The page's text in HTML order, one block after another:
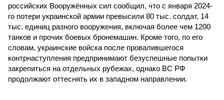
российских Вооружённых сил сообщил, что с января 2024-
го потери украинской армии превысили 80 тыс. солдат, 14
тыс. единиц разного вооружения, включая более чем 1200
танков и прочих боевых бронемашин. Кроме того, по его
словам, украинские войска после провалившегося
контрнаступления предпринимают безуспешные попытки
закрепиться на отдельных рубежах, однако ВС РФ
продолжают оттеснять их в западном направлении.